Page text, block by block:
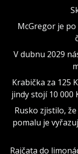
McGregor je
V dubnu 2029
Krabička za 125
jindy stojí 10 000
Rusko zjistilo,
pomalu je
Rajčata do